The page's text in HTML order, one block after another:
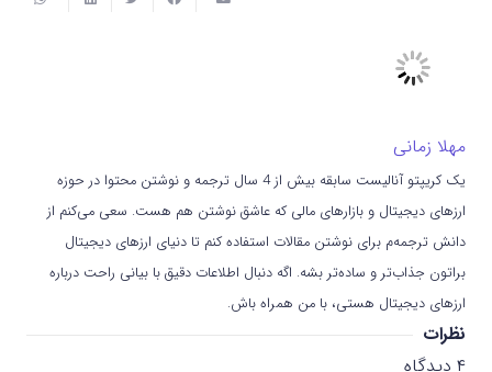
مهلا زمانی
یک کریپتو آنالیست سابقه بیش از 4 سال ترجمه و نوشتن محتوا در حوزه
ارزهای دیجیتال و بازارهای مالی که عاشق نوشتن هم هست. سعی می‌کنم از
دانش ترجمه‌م برای نوشتن مقالات استفاده کنم تا دنیای ارزهای دیجیتال
براتون جذاب‌تر و ساده‌تر بشه. اگه دنبال اطلاعات دقیق با بیانی راحت درباره
ارزهای دیجیتال هستی، با من همراه باش.
نظرات
۴ دیدگاه